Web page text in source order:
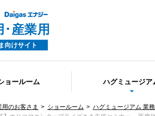
ョールーム ハグミュージア
のお客さま ショールーム ハグミュージアム 業